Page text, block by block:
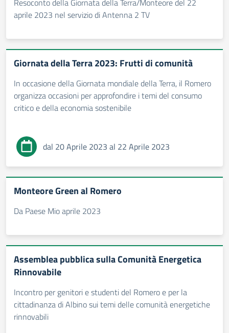
Resoconto della Giornata della Terra/Monteore del 22
aprile 2023 nel servizio di Antenna 2 TV
Giornata della Terra 2023: Frutti di comunità
In occasione della Giornata mondiale della Terra, il Romero
organizza occasioni per approfondire i temi del consumo
critico e della economia sostenibile
dal 20 Aprile 2023 al 22 Aprile 2023
Monteore Green al Romero
Da Paese Mio aprile 2023
Assemblea pubblica sulla Comunità Energetica
Rinnovabile
Incontro per genitori e studenti del Romero e per la
cittadinanza di Albino sui temi delle comunità energetiche
rinnovabili